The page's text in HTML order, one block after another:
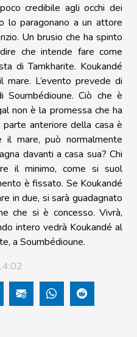
credibile agli occhi dei
lo paragonano a un attore
Un brusio che ha spinto
che intende fare come
di Tamkharite. Koukandé
mare. L’evento prevede di
Soumbédioune. Ciò che è
non è la promessa che ha
parte anteriore della casa è
il mare, può normalmente
davanti a casa sua? Chi
il minimo, come si suol
è fissato. Se Koukandé
in due, si sarà guadagnato
che si è concesso. Vivrà,
intero vedrà Koukandé al
a Soumbédioune.